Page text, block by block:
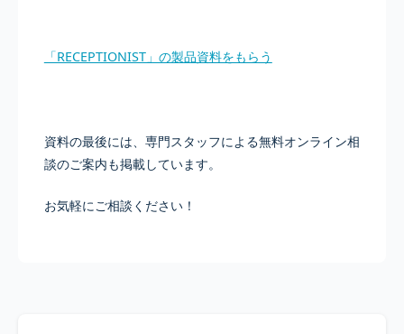
「RECEPTIONIST」の製品資料をもらう
資料の最後には、専門スタッフによる無料オンライン相
談のご案内も掲載しています。
お気軽にご相談ください！